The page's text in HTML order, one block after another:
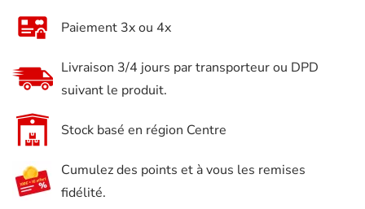
Paiement 3x ou 4x
Livraison 3/4 jours par transporteur ou DPD
suivant le produit.
Stock basé en région Centre
Cumulez des points et à vous les remises
fidélité.